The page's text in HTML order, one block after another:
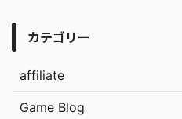
カテゴリー
affiliate
Game Blog